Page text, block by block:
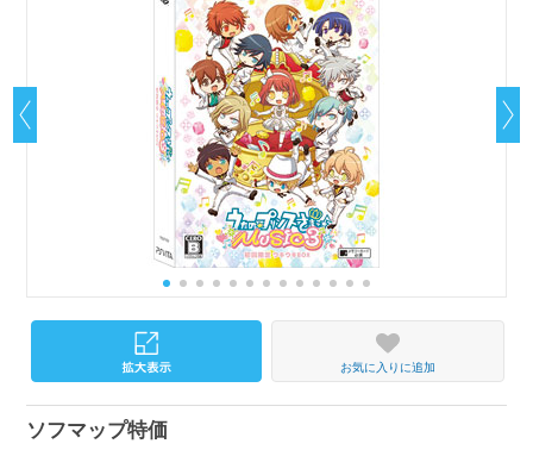
お気に入りに追加
ソフマップ特価